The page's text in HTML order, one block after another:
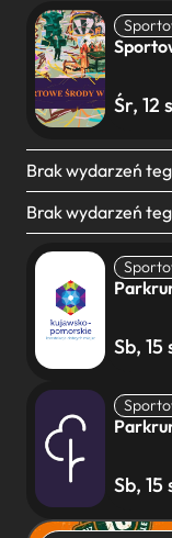
Śr, 12
Brak wydarzeń
Brak wydarzeń
Sb, 15
Sb, 15